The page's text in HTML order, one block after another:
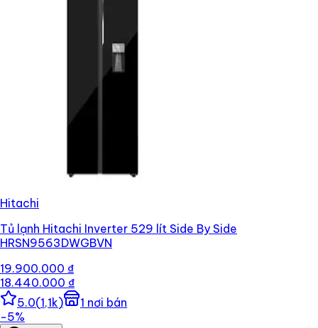
Hitachi
Tủ lạnh Hitachi Inverter 529 lít Side By Side
HRSN9563DWGBVN
19.900.000 ₫
18.440.000 ₫
5.0(1,1k) 1 nơi bán
−5%